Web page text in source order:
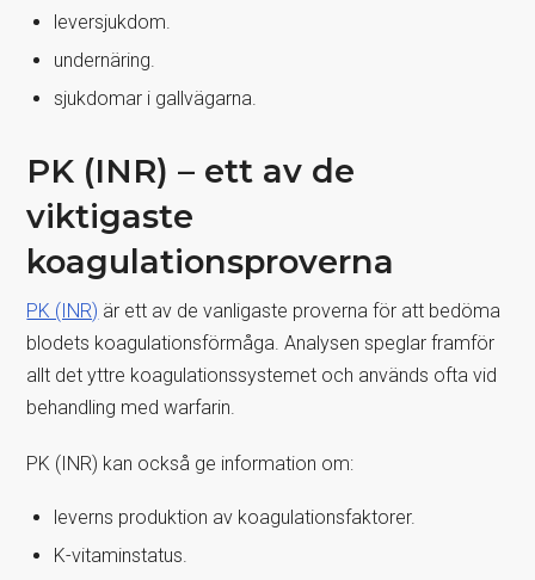
leversjukdom.
undernäring.
sjukdomar i gallvägarna.
PK (INR) – ett av de
viktigaste
koagulationsproverna
PK (INR) är ett av de vanligaste proverna för att bedöma
blodets koagulationsförmåga. Analysen speglar framför
allt det yttre koagulationssystemet och används ofta vid
behandling med warfarin.
PK (INR) kan också ge information om:
leverns produktion av koagulationsfaktorer.
K-vitaminstatus.